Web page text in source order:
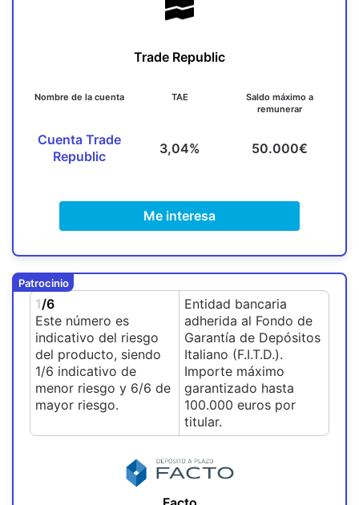
Trade Republic
Nombre de la cuenta
Cuenta Trade
Republic
TAE
3,04%
Saldo máximo a
remunerar
50.000€
Me interesa
Patrocinio
1/6
Este número es
indicativo del riesgo
del producto, siendo
1/6 indicativo de
menor riesgo y 6/6 de
mayor riesgo.
Entidad bancaria
adherida al Fondo de
Garantía de Depósitos
Italiano (F.I.T.D.).
Importe máximo
garantizado hasta
100.000 euros por
titular.